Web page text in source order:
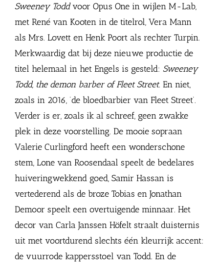
Sweeney Toddvoor Opus One in wijlen M-Lab,
met René van Kooten in de titelrol, Vera Mann
als Mrs. Lovett en Henk Poort als rechter Turpin.
Merkwaardig dat bij deze nieuwe productie de
titel helemaal in het Engels is gesteld: Sweeney
Todd, the demon barber of Fleet Street. En niet,
zoals in 2016, ‘de bloedbarbier van Fleet Street’.
Verder is er, zoals ik al schreef, geen zwakke
plek in deze voorstelling. De mooie sopraan
Valerie Curlingford heeft een wonderschone
stem, Lone van Roosendaal speelt de bedelares
huiveringwekkend goed, Samir Hassan is
vertederend als de broze Tobias en Jonathan
Demoor speelt een overtuigende minnaar. Het
decor van Carla Janssen Höfelt straalt duisternis
uit met voortdurend slechts één kleurrijk accent:
de vuurrode kappersstoel van Todd. En de